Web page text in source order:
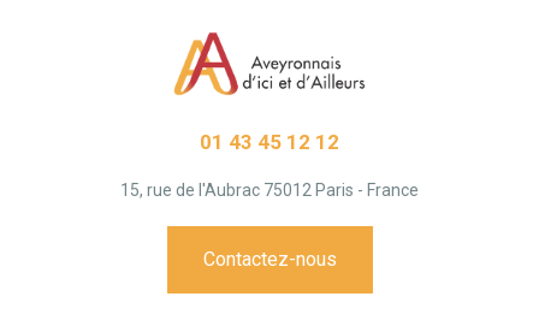
01 43 45 12 12
15, rue de l'Aubrac 75012 Paris - France
Contactez-nous